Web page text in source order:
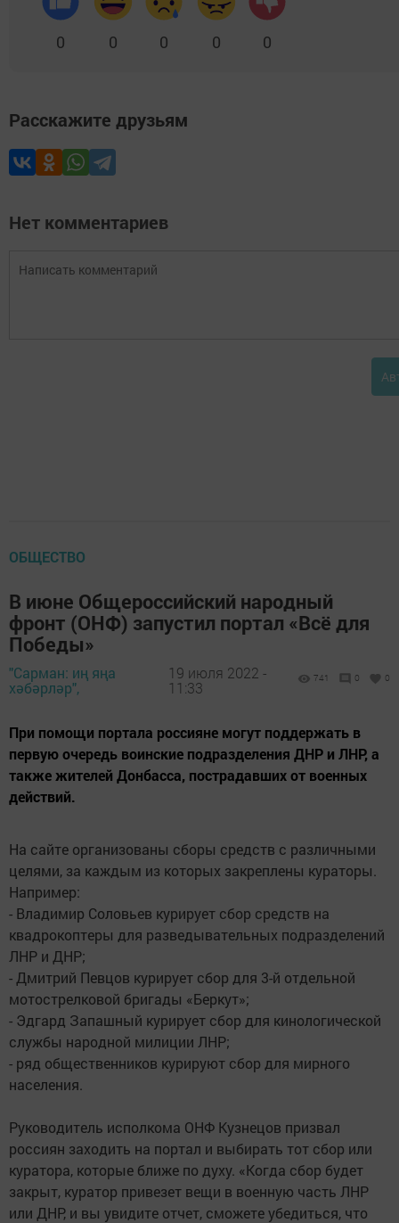
0 0 0 0 0
Расскажите друзьям
Нет комментариев
ОБЩЕСТВО
В июне Общероссийский народный
фронт (ОНФ) запустил портал «Всё для
Победы»
"Сарман: иң яңа
хәбәрләр",
19 июля 2022 -
11:33
741 0 0
При помощи портала россияне могут поддержать в
первую очередь воинские подразделения ДНР и ЛНР, а
также жителей Донбасса, пострадавших от военных
действий.
На сайте организованы сборы средств с различными
целями, за каждым из которых закреплены кураторы.
Например:
- Владимир Соловьев курирует сбор средств на
квадрокоптеры для разведывательных подразделений
ЛНР и ДНР;
- Дмитрий Певцов курирует сбор для 3-й отдельной
мотострелковой бригады «Беркут»;
- Эдгард Запашный курирует сбор для кинологической
службы народной милиции ЛНР;
- ряд общественников курируют сбор для мирного
населения.
Руководитель исполкома ОНФ Кузнецов призвал
россиян заходить на портал и выбирать тот сбор или
куратора, которые ближе по духу. «Когда сбор будет
закрыт, куратор привезет вещи в военную часть ЛНР
или ДНР, и вы увидите отчет, сможете убедиться, что